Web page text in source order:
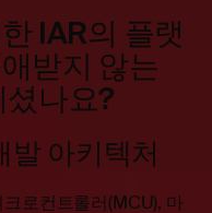
IAR의 플랫
받지 않는
나요?
발 아키텍처
로컨트롤러(MCU), 마